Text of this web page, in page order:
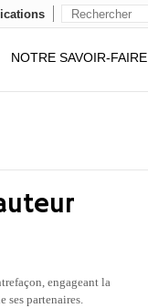
NOTRE SAVOIR-FAIRE
engageant la
ses partenaires.